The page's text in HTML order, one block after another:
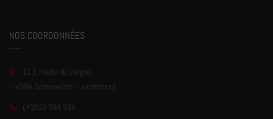
NOS COORDONNÉES
113, Route de Longwy
L-4994 Schouweiler - Luxembourg
(+352) 584 384